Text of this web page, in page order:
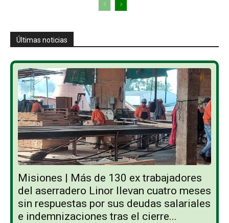
Últimas noticias
Misiones | Más de 130 ex trabajadores
del aserradero Linor llevan cuatro meses
sin respuestas por sus deudas salariales
e indemnizaciones tras el cierre...